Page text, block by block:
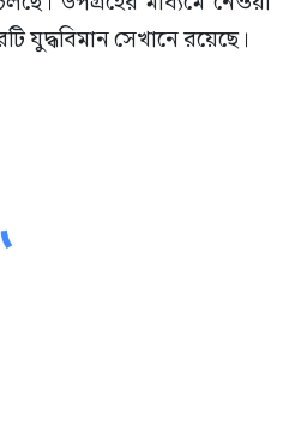
যুদ্ধবিমান সেখানে রয়েছে।